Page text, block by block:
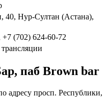
40, Нур-Султан (Астана),
(702) 624-60-72
паб Brown bar
адресу просп. Республики,